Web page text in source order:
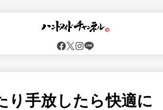
り手放したら快適に